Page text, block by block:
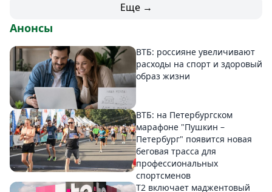
Еще →
Анонсы
ВТБ: россияне увеличивают
расходы на спорт и здоровый
образ жизни
ВТБ: на Петербургском
марафоне "Пушкин –
Петербург" появится новая
беговая трасса для
профессиональных
спортсменов
Т2 включает маджентовый